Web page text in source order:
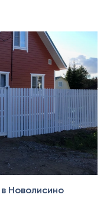
Новолисино